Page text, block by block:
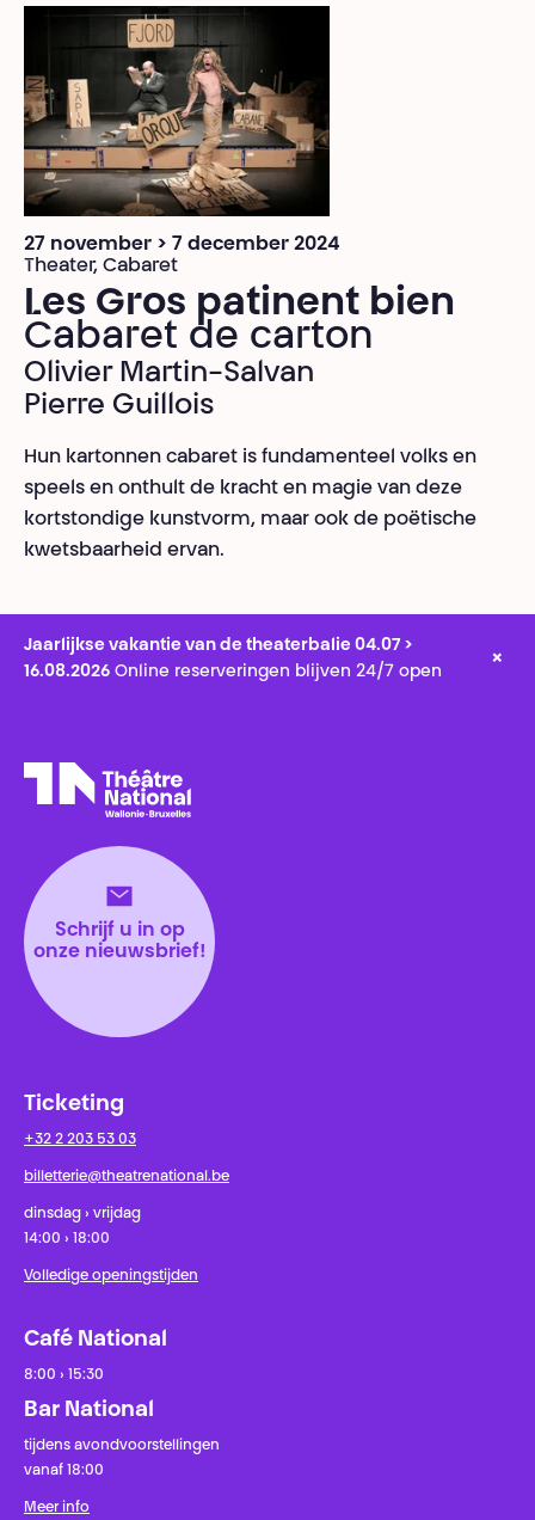
27 november > 7 december 2024
Theater, Cabaret
Les Gros patinent bien
Cabaret de carton
Olivier Martin-Salvan
Pierre Guillois
Hun kartonnen cabaret is fundamenteel volks en
speels en onthult de kracht en magie van deze
kortstondige kunstvorm, maar ook de poëtische
kwetsbaarheid ervan.
Jaarlijkse vakantie van de theaterbalie 04.07 >
16.08.2026 Online reserveringen blijven 24/7 open
×
Schrijf u in op
onze nieuwsbrief!
Ticketing
+32 2 203 53 03
billetterie@theatrenational.be
dinsdag › vrijdag
14:00 › 18:00
Volledige openingstijden
Café National
8:00 › 15:30
Bar National
tijdens avondvoorstellingen
vanaf 18:00
Meer info